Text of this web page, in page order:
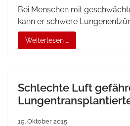
Bei Menschen mit
kann er schwere
Weiterlesen …
Schlechte Luft
19. Oktober 2015